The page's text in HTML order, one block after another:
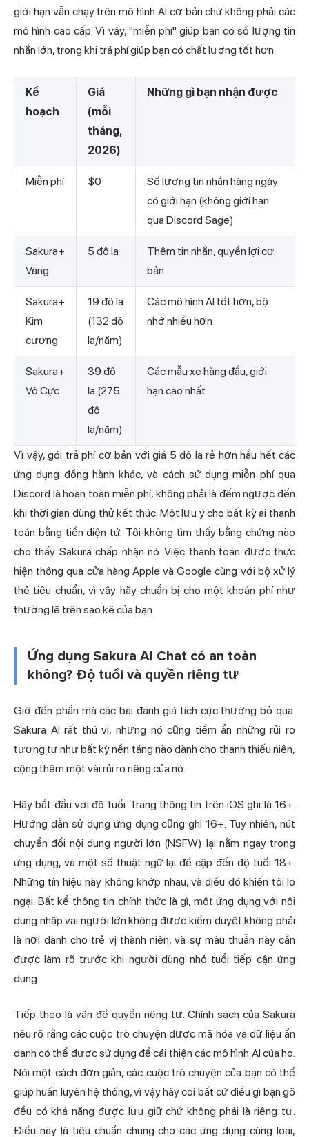
giới hạn vẫn chạy trên mô hình AI cơ bản chứ không phải các
mô hình cao cấp. Vì vậy, "miễn phí" giúp bạn có số lượng tin
nhắn lớn, trong khi trả phí giúp bạn có chất lượng tốt hơn.
Kế
hoạch
Giá
(mỗi
tháng,
2026)
Những gì bạn nhận được
Miễn phí $0
Số lượng tin nhắn hàng ngày
có giới hạn (không giới hạn
qua Discord Sage)
Sakura+
Vàng
5 đô la
Thêm tin nhắn, quyền lợi cơ
bản
Sakura+
Kim
cương
19 đô la
(132 đô
la/năm)
Các mô hình AI tốt hơn, bộ
nhớ nhiều hơn
Sakura+
Vô Cực
39 đô
la (275
đô
la/năm)
Các mẫu xe hàng đầu, giới
hạn cao nhất
Vì vậy, gói trả phí cơ bản với giá 5 đô la rẻ hơn hầu hết các
ứng dụng đồng hành khác, và cách sử dụng miễn phí qua
Discord là hoàn toàn miễn phí, không phải là đếm ngược đến
khi thời gian dùng thử kết thúc. Một lưu ý cho bất kỳ ai thanh
toán bằng tiền điện tử: Tôi không tìm thấy bằng chứng nào
cho thấy Sakura chấp nhận nó. Việc thanh toán được thực
hiện thông qua cửa hàng Apple và Google cùng với bộ xử lý
thẻ tiêu chuẩn, vì vậy hãy chuẩn bị cho một khoản phí như
thường lệ trên sao kê của bạn.
Ứng dụng Sakura AI Chat có an toàn
không? Độ tuổi và quyền riêng tư
Giờ đến phần mà các bài đánh giá tích cực thường bỏ qua.
Sakura AI rất thú vị, nhưng nó cũng tiềm ẩn những rủi ro
tương tự như bất kỳ nền tảng nào dành cho thanh thiếu niên,
cộng thêm một vài rủi ro riêng của nó.
Hãy bắt đầu với độ tuổi. Trang thông tin trên iOS ghi là 16+.
Hướng dẫn sửdụng ứng dụng cũng ghi 16+. Tuy nhiên, nút
chuyển đổi nội dung người lớn (NSFW) lại nằm ngay trong
ứng dụng, và một số thuật ngữ lại đề cập đến độ tuổi 18+.
Những tín hiệu này không khớp nhau, và điều đó khiến tôi lo
ngại. Bất kể thông tin chính thức là gì, một ứng dụng với nội
dung nhập vai người lớn không được kiểm duyệt không phải
là nơi dành cho trẻ vị thành niên, và sự mâu thuẫn này cần
được làm rõ trước khi người dùng nhỏ tuổi tiếp cận ứng
dụng.
Tiếp theo là vấn đề quyền riêng tư. Chính sách của Sakura
nêu rõ rằng các cuộc trò chuyện được mã hóa và dữ liệu ẩn
danh có thể được sử dụng để cải thiện các mô hình AI của họ.
Nói một cách đơn giản, các cuộc trò chuyện của bạn có thể
giúp huấn luyện hệ thống, vì vậy hãy coi bất cứ điều gì bạn gõ
đều có khả năng được lưu giữ chứ không phải là riêng tư.
Điều này là tiêu chuẩn chung cho các ứng dụng cùng loại,